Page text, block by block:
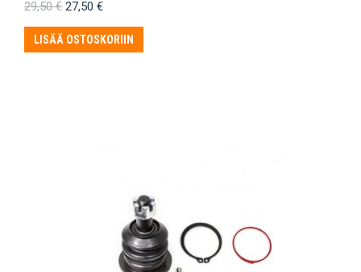
29,50€ Alkuperäinen
oli:
29,50 €.
27,50 €Nykyinen
on:
27,50 €.
LISÄÄ OSTOSKORIIN